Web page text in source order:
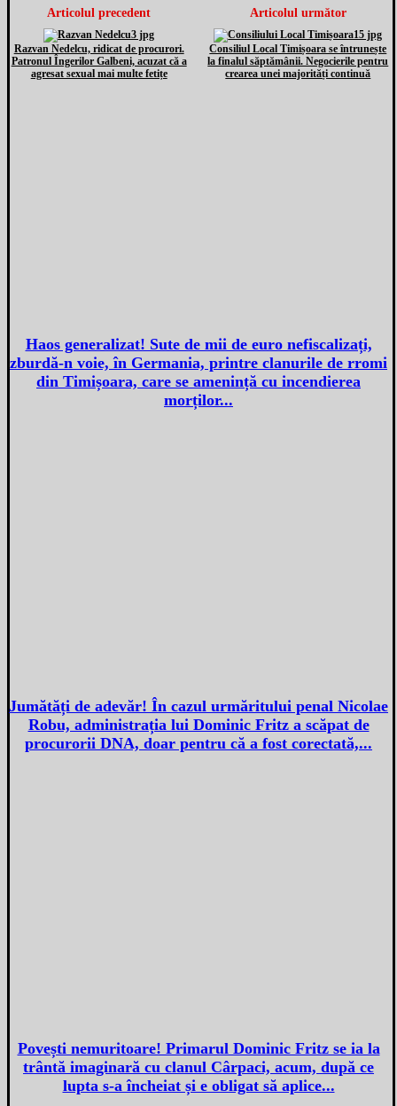
Articolul precedent
Razvan Nedelcu, ridicat de procurori.
Patronul Îngerilor Galbeni, acuzat că a
agresat sexual mai multe fetițe
Articolul următor
Consiliul Local Timișoara se întrunește
la finalul săptămânii. Negocierile pentru
crearea unei majorități continuă
Haos generalizat! Sute de mii de euro nefiscalizați,
zburdă-n voie, în Germania, printre clanurile de rromi
din Timișoara, care se amenință cu incendierea
morților...
Jumătăți de adevăr! În cazul urmăritului penal Nicolae
Robu, administrația lui Dominic Fritz a scăpat de
procurorii DNA, doar pentru că a fost corectată,...
Povești nemuritoare! Primarul Dominic Fritz se ia la
trântă imaginară cu clanul Cârpaci, acum, după ce
lupta s-a încheiat și e obligat să aplice...